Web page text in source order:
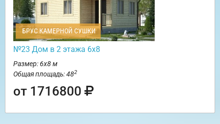
БРУС КАМЕРНОЙ СУШКИ
№23 Дом в 2 этажа 6х8
Размер: 6х8 м
Общая площадь: 482
от 1716800